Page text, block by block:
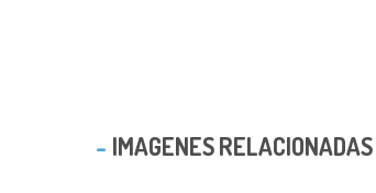
IMAGENES RELACIONADAS